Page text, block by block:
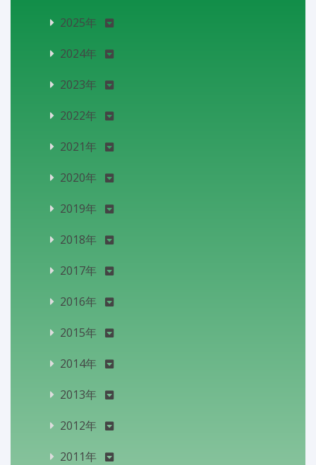
2025年
2024年
2023年
2022年
2021年
2020年
2019年
2018年
2017年
2016年
2015年
2014年
2013年
2012年
2011年